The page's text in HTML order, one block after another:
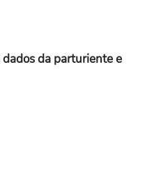
da parturiente e